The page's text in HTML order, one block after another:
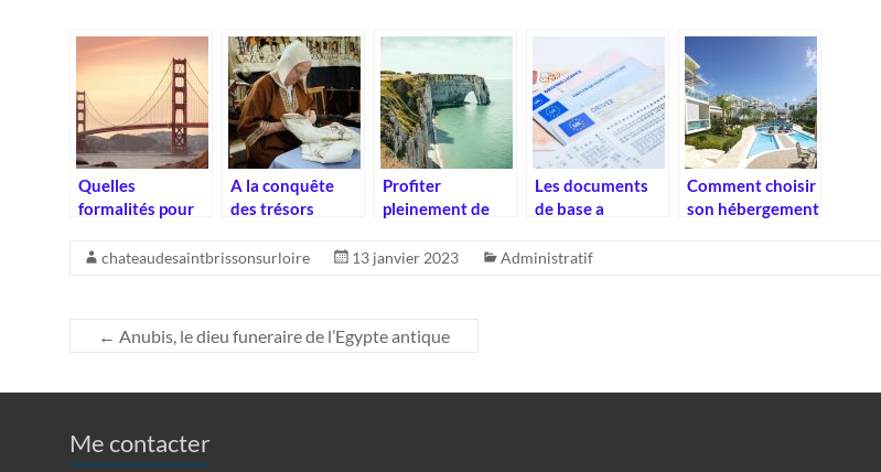
Quelles
formalités pour
Amérique ?
A la conquête
des trésors
Profiter
pleinement de
Normandie
Les documents
de base a
lorsqu’on voyage
Comment choisir
son hébergement
chateaudesaintbrissonsurloire 13 janvier 2023 Administratif
← Anubis, le dieu funeraire de l’Egypte antique
Me contacter